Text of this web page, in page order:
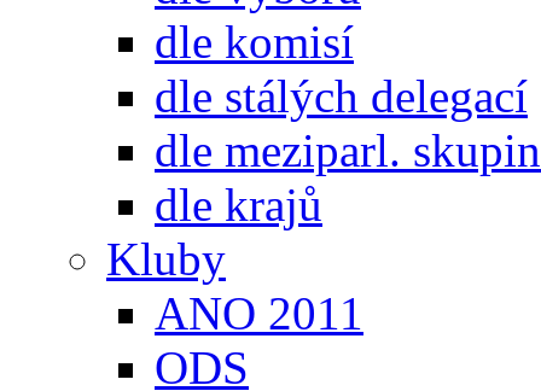
dle komisí
dle stálých delegací
dle meziparl. skupin
dle krajů
Kluby
ANO 2011
ODS